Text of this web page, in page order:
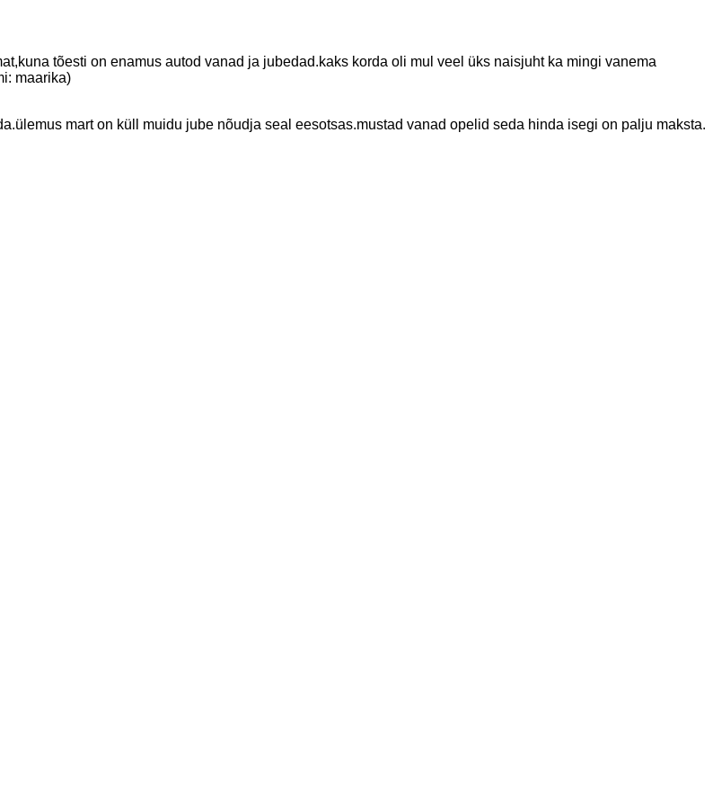
tõesti on enamus autod vanad ja jubedad.kaks korda oli mul veel üks naisjuht ka mingi vanema
maarika)
mart on küll muidu jube nõudja seal eesotsas.mustad vanad opelid seda hinda isegi on palju maksta.